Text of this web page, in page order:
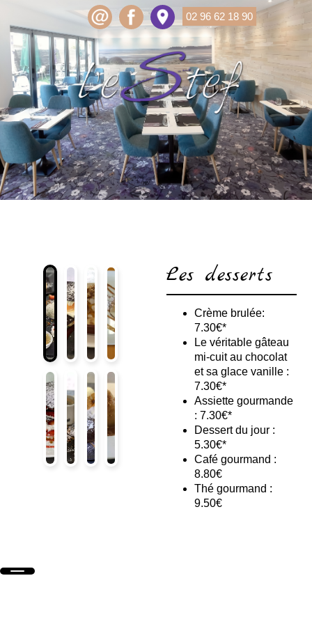
02 96 62 18 90
Les desserts
Crème brulée:
7.30€*
Le véritable gâteau
mi-cuit au chocolat
et sa glace vanille :
7.30€*
Assiette gourmande
: 7.30€*
Dessert du jour :
5.30€*
Café gourmand :
8.80€
Thé gourmand :
9.50€